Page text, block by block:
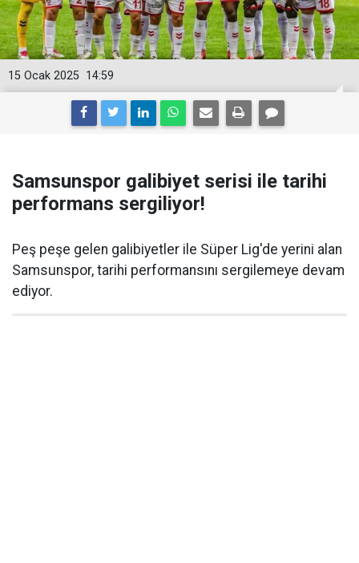
14:59
15 Ocak 2025
Samsunspor galibiyet serisi ile tarihi
performans sergiliyor!
Peş peşe gelen galibiyetler ile Süper Lig'de yerini alan
Samsunspor, tarihi performansını sergilemeye devam
ediyor.